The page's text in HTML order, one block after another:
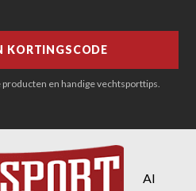
en handige vechtsporttips.
Al